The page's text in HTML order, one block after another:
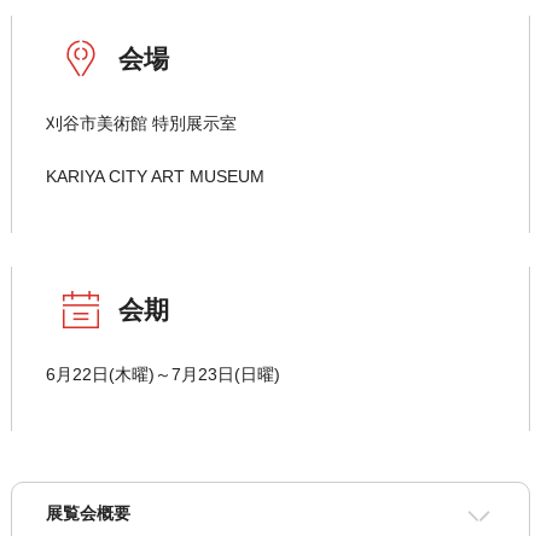
会場
刈谷市美術館 特別展示室
KARIYA CITY ART MUSEUM
会期
6月22日(木曜)～7月23日(日曜)
展覧会概要